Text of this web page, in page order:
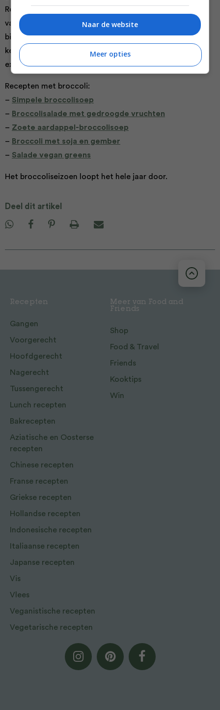
Roerbak je de broccoliroosjes, dan kun je eindeloos
variëren qua smaakcombinaties. Wat dacht je
bijvoorbeeld van Oosters gewokte broccoliroosjes met
kerrie- en chilipoeder? En geef met sesamzaadjes een
extra touch aan je broccoli.
Recepten met broccoli:
– Simpele broccolisoep
– Broccolisalade met gedroogde vruchten
– Zoete aardappel-broccolisoep
– Broccoli met soja en gember
– Salade vegan greens
Het broccoliseizoen loopt het hele jaar door.
Deel dit artikel
Recepten
Gangen
Voorgerecht
Hoofdgerecht
Nagerecht
Tussengerecht
Lunch recepten
Bakrecepten
Aziatische en Oosterse
recepten
Chinese recepten
Franse recepten
Griekse recepten
Hollandse recepten
Indonesische recepten
Italiaanse recepten
Japanse recepten
Vis
Vlees
Veganistische recepten
Vegetarische recepten
Meer van Food and
Friends
Shop
Food & Travel
Friends
Kooktips
Win
Naar de website
Meer opties